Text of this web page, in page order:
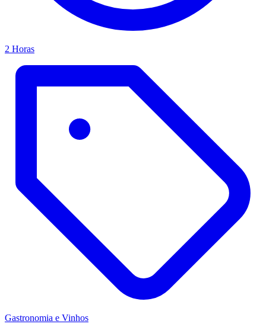
2 Horas
Gastronomia e Vinhos